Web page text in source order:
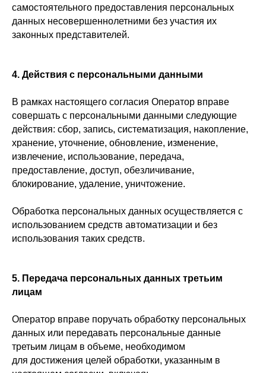
самостоятельного предоставления персональных
данных несовершеннолетними без участия их
законных представителей.
4. Действия с персональными данными
В рамках настоящего согласия Оператор вправе
совершать с персональными данными следующие
действия: сбор, запись, систематизация, накопление,
хранение, уточнение, обновление, изменение,
извлечение, использование, передача,
предоставление, доступ, обезличивание,
блокирование, удаление, уничтожение.
Обработка персональных данных осуществляется с
использованием средств автоматизации и без
использования таких средств.
5. Передача персональных данных третьим
лицам
Оператор вправе поручать обработку персональных
данных или передавать персональные данные
третьим лицам в объеме, необходимом
для достижения целей обработки, указанным в